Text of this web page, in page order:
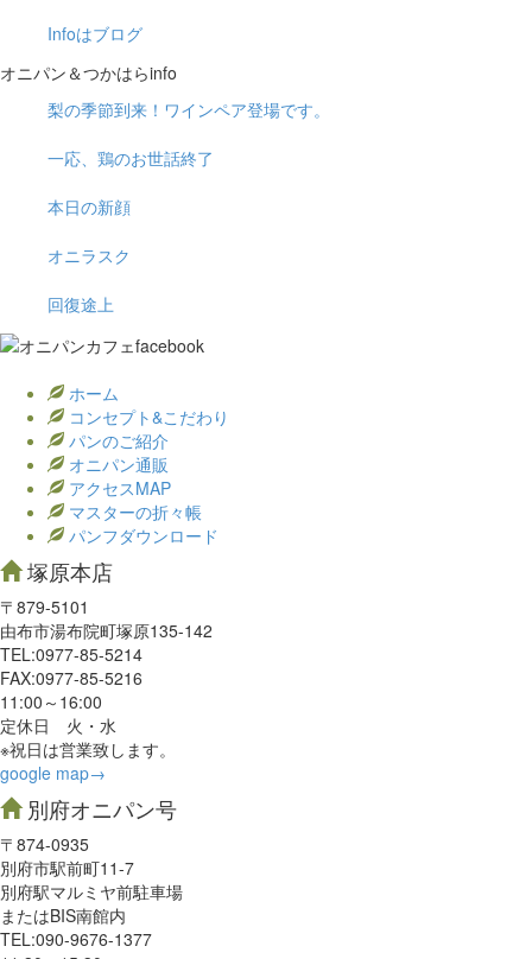
Infoはブログ
オニパン＆つかはらinfo
梨の季節到来！ワインペア登場です。
一応、鶏のお世話終了
本日の新顔
オニラスク
回復途上
ホーム
コンセプト&こだわり
パンのご紹介
オニパン通販
アクセスMAP
マスターの折々帳
パンフダウンロード
塚原本店
〒879-5101
由布市湯布院町塚原135-142
TEL:0977‐85-5214
FAX:0977‐85-5216
11:00～16:00
定休日 火・水
※祝日は営業致します。
google map→
別府オニパン号
〒874-0935
別府市駅前町11-7
別府駅マルミヤ前駐車場
またはBIS南館内
TEL:090-9676-1377